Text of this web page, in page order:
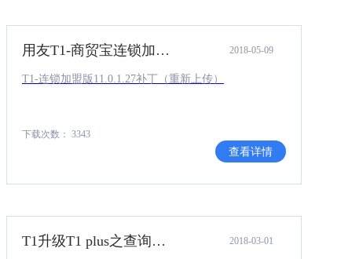
用友T1-商贸宝连锁加盟版补丁包 2018-05-09
T1-连锁加盟版11.0.1.27补丁（重新上传）
下载次数： 3343
查看详情
T1升级T1 plus之查询工具补丁 2018-03-01